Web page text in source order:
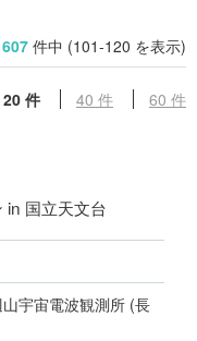
607 件中 (101-120 を表示)
20 件 40 件 60 件
国立天文台
宇宙電波観測所 (長